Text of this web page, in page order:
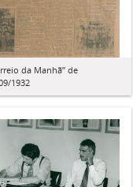
da Manhã” de
1932